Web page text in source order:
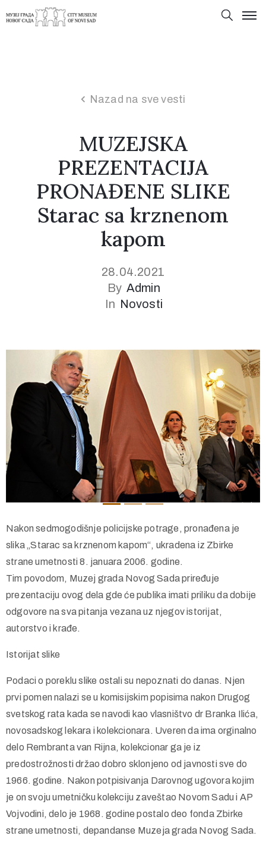
Nazad na sve vesti
MUZEJSKA
PREZENTACIJA
PRONAĐENE SLIKE
Starac sa krznenom
kapom
28.04.2021
By Admin
In Novosti
Nakon sedmogodišnje policijske potrage, pronađena je
slika „Starac sa krznenom kapom“, ukradena iz Zbirke
strane umetnosti 8. januara 2006. godine.
Tim povodom, Muzej grada Novog Sada priređuje
prezentaciju ovog dela gde će publika imati priliku da dobije
odgovore na sva pitanja vezana uz njegov istorijat,
Istorijat slike
Podaci o poreklu slike ostali su nepoznati do danas. Njen
prvi pomen nalazi se u komisijskim popisima nakon Drugog
svetskog rata kada se navodi kao vlasništvo dr Branka Ilića,
novosadskog lekara i kolekcionara. Uveren da ima orginalno
delo Rembranta van Rijna, kolekcionar ga je iz
predostrožnosti držao dobro sklonjeno od javnosti sve do
1966. godine. Nakon potpisivanja Darovnog ugovora kojim
je on svoju umetničku kolekciju zaveštao Novom Sadu i AP